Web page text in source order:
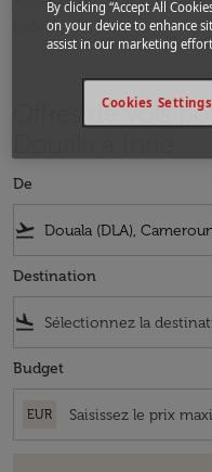
Offres de vols
De
flight_takeoff
Destination
flight_land
Budget
EUR
By clicking “Accept All
on your device to enhance
assist in our marketing
Cookies Settings